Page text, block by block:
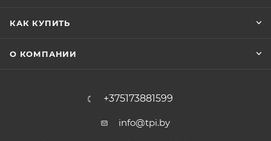
КАК КУПИТЬ
О КОМПАНИИ
+375173881599
info@tpi.by